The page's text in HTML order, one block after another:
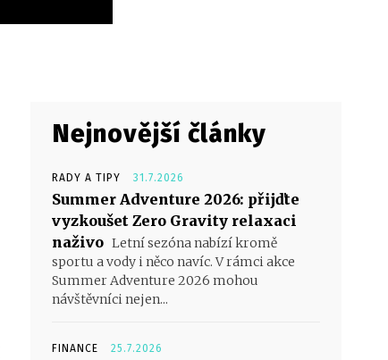
Nejnovější články
RADY A TIPY 31.7.2026
Summer Adventure 2026: přijďte
vyzkoušet Zero Gravity relaxaci
naživo Letní sezóna nabízí kromě
sportu a vody i něco navíc. V rámci akce
Summer Adventure 2026 mohou
návštěvníci nejen...
FINANCE 25.7.2026